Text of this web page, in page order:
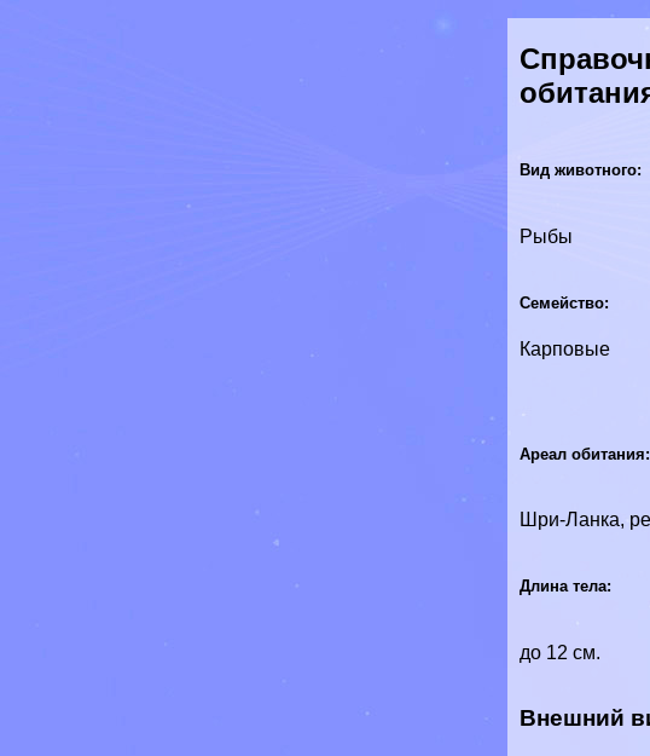
Вид животного:
Рыбы
Семейство:
Карповые
Ареал обитания:
Шри-Ланка,
Длина тела:
до 12 см.
Внешний